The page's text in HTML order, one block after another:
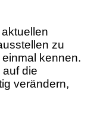
zu
kennen.
die
verändern,